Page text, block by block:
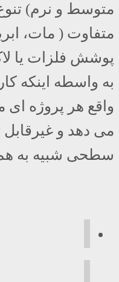
متوسط و نرم)
متفاوت ( مات،
پوشش فلزات یا
به واسطه اینکه
واقع هر پروژه ای
سطحی شبیه به هم